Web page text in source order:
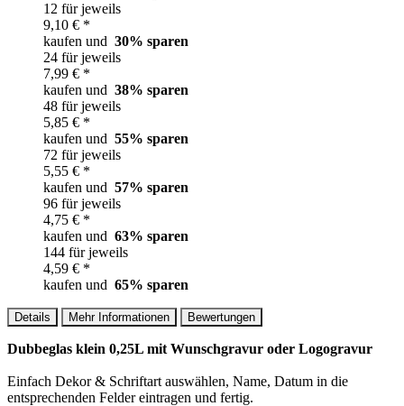
12 für jeweils
9,10 € *
kaufen und 30% sparen
24 für jeweils
7,99 € *
kaufen und 38% sparen
48 für jeweils
5,85 € *
kaufen und 55% sparen
72 für jeweils
5,55 € *
kaufen und 57% sparen
96 für jeweils
4,75 € *
kaufen und 63% sparen
144 für jeweils
4,59 € *
kaufen und 65% sparen
Details Mehr Informationen Bewertungen
Dubbeglas klein 0,25L mit Wunschgravur oder Logogravur
Einfach Dekor & Schriftart auswählen, Name, Datum in die
entsprechenden Felder eintragen und fertig.